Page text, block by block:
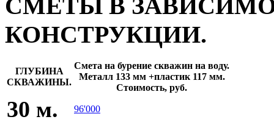
СМЕТЫ В
КОНСТРУКЦИИ.
ГЛУБИНА
СКВАЖИНЫ.
Смета на бурение скважин на воду.
Металл 133 мм +пластик 117 мм.
Стоимость, руб.
30 м. 96'000